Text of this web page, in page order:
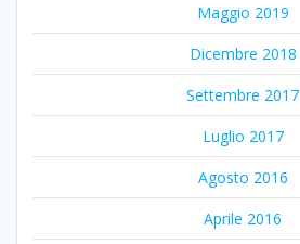
Maggio 2019
Dicembre 2018
Settembre 2017
Luglio 2017
Agosto 2016
Aprile 2016